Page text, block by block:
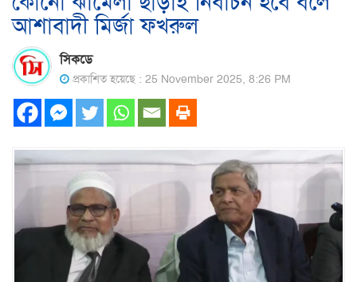
আশাবাদী মির্জা ফখরুল
সিকডে
প্রকাশিত হয়েছে : 25 November 2025, 8:26 PM